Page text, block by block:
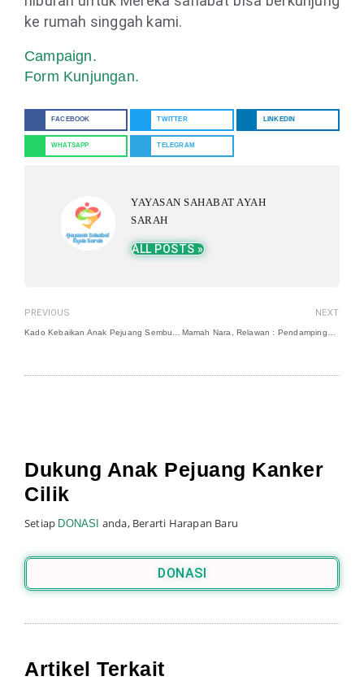
ke rumah singgah kami.
Campaign.
Form Kunjungan.
FACEBOOK TWITTER LINKEDIN
WHATSAPP TELEGRAM
YAYASAN SAHABAT AYAH
SARAH
ALL POSTS »
PREVIOUS NEXT
Dukung Anak Pejuang Kanker
Cilik
Setiap DONASI anda, Berarti Harapan Baru
DONASI
Artikel Terkait